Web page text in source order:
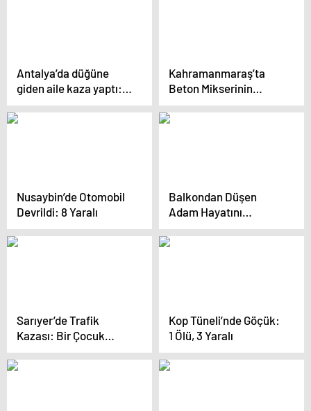
Antalya’da düğüne
giden aile kaza yaptı:
1’i bebek 3 ölü!
Kahramanmaraş’ta
Beton Mikserinin
Altında Kalan Çocuk
Ağır Yaralandı
Nusaybin’de Otomobil
Devrildi: 8 Yaralı
Balkondan Düşen
Adam Hayatını
Kaybetti
Sarıyer’de Trafik
Kazası: Bir Çocuk
Hayatını Kaybetti
Kop Tüneli’nde Göçük:
1 Ölü, 3 Yaralı